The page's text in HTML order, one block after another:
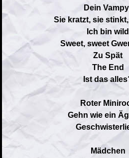
Dein
Sie kratzt, sie
Ich bin wild
Sweet, sweet
Zu Spät
The End
Ist das
Roter
Gehn wie ein
Mädchen